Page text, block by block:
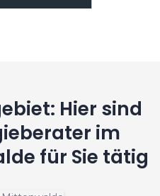
Hier sind
im
für Sie tätig